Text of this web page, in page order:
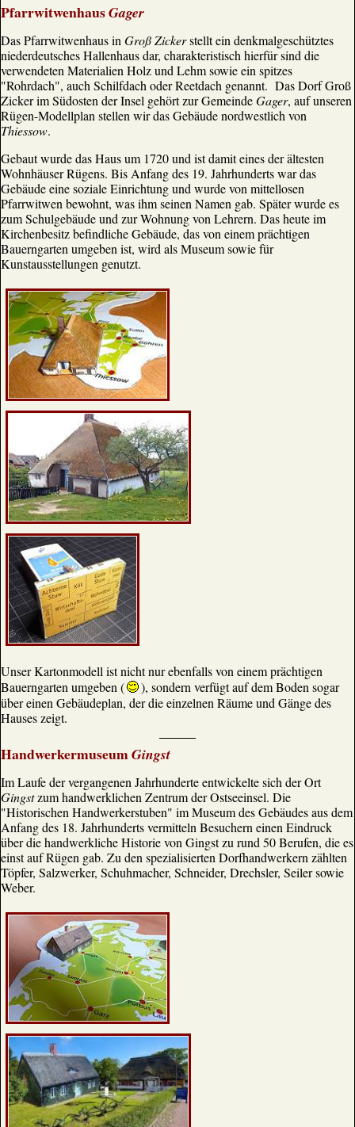
PfarrwitwenhausGager
Das Pfarrwitwenhaus in Groß Zickerstellt ein denkmalgeschütztes
niederdeutsches Hallenhaus dar, charakteristisch hierfür sind die
verwendeten Materialien Holz und Lehm sowie ein spitzes
"Rohrdach", auch Schilfdach oder Reetdach genannt. Das Dorf Groß
Zicker im Südosten der Insel gehört zur GemeindeGager, auf unseren
Rügen-Modellplan stellen wir das Gebäude nordwestlich von
Thiessow.
Gebaut wurde das Haus um 1720 und ist damit eines der ältesten
Wohnhäuser Rügens. Bis Anfang des 19. Jahrhunderts war das
Gebäude eine soziale Einrichtung und wurde von mittellosen
Pfarrwitwen bewohnt, was ihm seinen Namen gab. Später wurde es
zum Schulgebäude und zur Wohnung von Lehrern. Das heute im
Kirchenbesitz befindliche Gebäude, das von einem prächtigen
Bauerngarten umgeben ist, wird als Museum sowie für
Kunstausstellungen genutzt.
Unser Kartonmodell ist nicht nur ebenfalls von einem prächtigen
Bauerngarten umgeben (
), sondern verfügt auf dem Boden sogar
über einen Gebäudeplan, der die einzelnen Räume und Gänge des
Hauses zeigt.
HandwerkermuseumGingst
Im Laufe der vergangenen Jahrhunderte entwickelte sich der Ort
Gingstzum handwerklichen Zentrum der Ostseeinsel. Die
"Historischen Handwerkerstuben" im Museum des Gebäudes aus dem
Anfang des 18. Jahrhunderts vermitteln Besuchern einen Eindruck
über die handwerkliche Historie von Gingst zu rund 50 Berufen, die es
einst auf Rügen gab. Zu den spezialisierten Dorfhandwerkern zählten
Töpfer, Salzwerker, Schuhmacher, Schneider, Drechsler, Seiler sowie
Weber.